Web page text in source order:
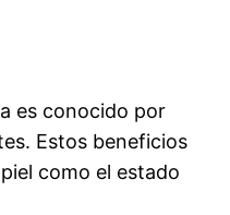
es conocido por
Estos beneficios
como el estado